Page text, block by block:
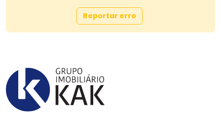
Reportar erro